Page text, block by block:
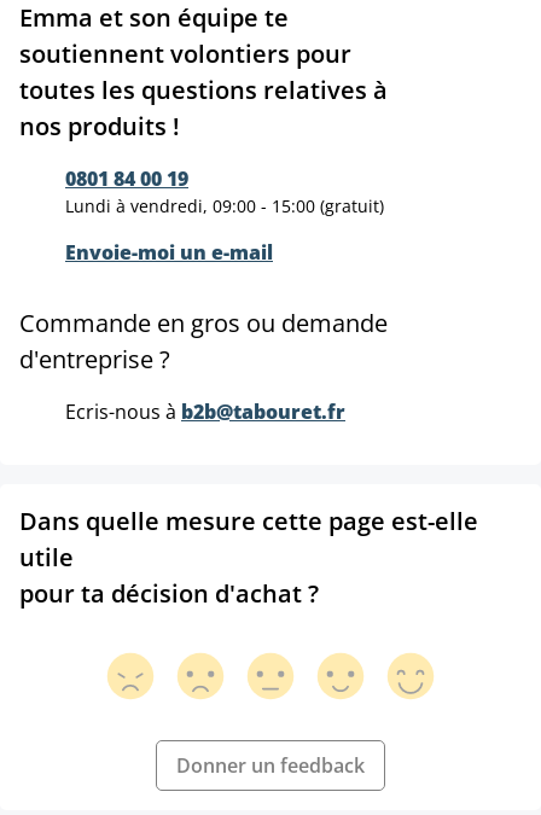
Emma et son équipe te
soutiennent volontiers pour
toutes les questions relatives à
nos produits !
0801 84 00 19
Lundi à vendredi, 09:00 - 15:00 (gratuit)
Envoie-moi un e-mail
Commande en gros ou demande
d'entreprise ?
Ecris-nous à b2b@tabouret.fr
Dans quelle mesure cette page est-elle
utile
pour ta décision d'achat ?
Donner un feedback